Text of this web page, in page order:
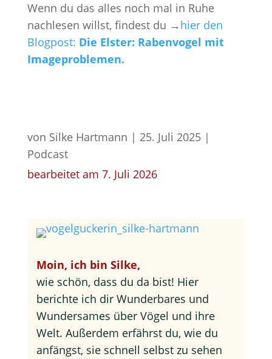
Wenn du das alles noch mal in Ruhe
nachlesen willst, findest du →hier den
Blogpost: Die Elster: Rabenvogel mit
Imageproblemen.
von Silke Hartmann | 25. Juli 2025|
Podcast
bearbeitet am 7. Juli 2026
Moin, ich bin Silke,
wie schön, dass du da bist! Hier
berichte ich dir Wunderbares und
Wundersames über Vögel und ihre
Welt. Außerdem erfährst du, wie du
anfängst, sie schnell selbst zu sehen